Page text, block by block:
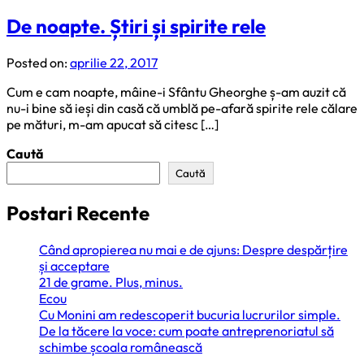
De noapte. Știri și spirite rele
Posted on:aprilie 22, 2017
Cum e cam noapte, mâine-i Sfântu Gheorghe ș-am auzit că
nu-i bine să ieși din casă că umblă pe-afară spirite rele călare
pe mături, m-am apucat să citesc […]
Caută
Caută
Postari Recente
Când apropierea nu mai e de ajuns: Despre despărțire
și acceptare
21 de grame. Plus, minus.
Ecou
Cu Monini am redescoperit bucuria lucrurilor simple.
De la tăcere la voce: cum poate antreprenoriatul să
schimbe școala românească